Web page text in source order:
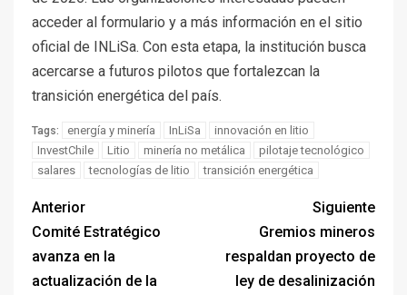
acceder al formulario y a más información en el sitio
oficial de INLiSa. Con esta etapa, la institución busca
acercarse a futuros pilotos que fortalezcan la
transición energética del país.
Tags: energía y minería InLiSa
innovación en litio
InvestChile
Litio minería no metálica
pilotaje tecnológico
salares
tecnologías de litio transición energética
Anterior
Comité Estratégico
avanza en la
actualización de la
Siguiente
Gremios mineros
respaldan proyecto de
ley de desalinización